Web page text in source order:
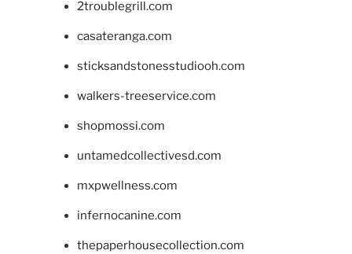
2troublegrill.com
casateranga.com
sticksandstonesstudiooh.com
walkers-treeservice.com
shopmossi.com
untamedcollectivesd.com
mxpwellness.com
infernocanine.com
thepaperhousecollection.com